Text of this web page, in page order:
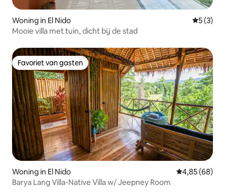
Woning in El Nido
5 (3)
Mooie villa met tuin, dicht bij de stad
Favoriet van gasten
Favoriet van gasten
Woning in El Nido Gemiddelde
4,85 (68)
Barya Lang Villa-Native Villa w/ Jeepney Room